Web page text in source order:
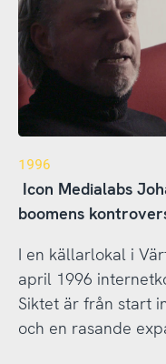
1996
Icon Medialabs
boomens
I en källarlokal i
april 1996
Siktet är från start
och en rasande